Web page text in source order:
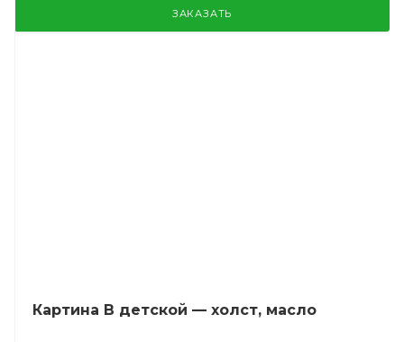
ЗАКАЗАТЬ
Картина В детской — холст, масло